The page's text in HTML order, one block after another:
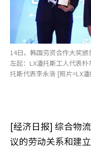
14日，韩国劳资合作大奖颁
左起：LX潘托斯工人代表
托斯代表李永浩 [照片=LX
[经济日报] 综合物
议的劳动关系和建